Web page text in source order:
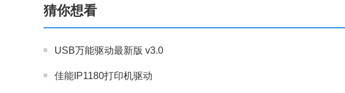
猜你想看
USB万能驱动最新版 v3.0
佳能IP1180打印机驱动